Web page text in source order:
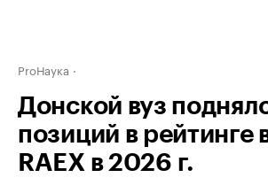
ProНаука
Донской вуз
позиций в рейтинге
RAEX в 2026 г.